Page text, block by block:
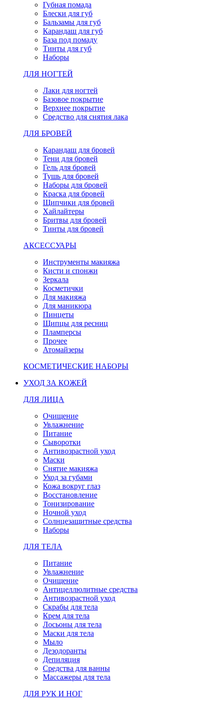
Губная помада
Блески для губ
Бальзамы для губ
Карандаш для губ
База под помаду
Тинты для губ
Наборы
ДЛЯ НОГТЕЙ
Лаки для ногтей
Базовое покрытие
Верхнее покрытие
Средство для снятия лака
ДЛЯ БРОВЕЙ
Карандаш для бровей
Тени для бровей
Гель для бровей
Тушь для бровей
Наборы для бровей
Краска для бровей
Щипчики для бровей
Хайлайтеры
Бритвы для бровей
Тинты для бровей
АКСЕССУАРЫ
Инструменты макияжа
Кисти и спонжи
Зеркала
Косметички
Для макияжа
Для маникюра
Пинцеты
Щипцы для ресниц
Пламперсы
Прочее
Атомайзеры
КОСМЕТИЧЕСКИЕ НАБОРЫ
УХОД ЗА КОЖЕЙ
ДЛЯ ЛИЦА
Очищение
Увлажнение
Питание
Сыворотки
Антивозрастной уход
Маски
Снятие макияжа
Уход за губами
Кожа вокруг глаз
Восстановление
Тонизирование
Ночной уход
Солнцезащитные средства
Наборы
ДЛЯ ТЕЛА
Питание
Увлажнение
Очищение
Антицеллюлитные средства
Антивозрастной уход
Скрабы для тела
Крем для тела
Лосьоны для тела
Маски для тела
Мыло
Дезодоранты
Депиляция
Средства для ванны
Массажеры для тела
ДЛЯ РУК И НОГ